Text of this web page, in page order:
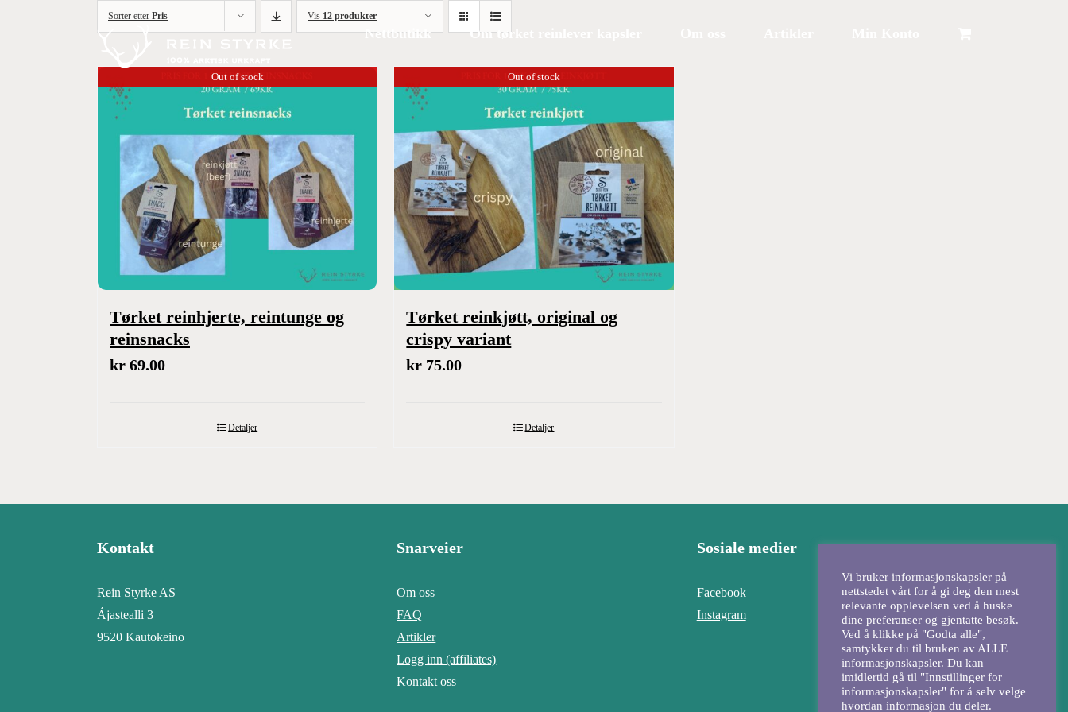
Nettbutikk Om tørket reinlever kapsler
Sorter etter Pris Vis 12 produkter
Out of stock
Tørket reinhjerte, reintunge og
reinsnacks
kr 69.00
Detaljer
Out of stock
Tørket reinkjøtt, original og
crispy variant
kr 75.00
Detaljer
Kontakt
Rein Styrke AS
Ájastealli 3
9520 Kautokeino
Snarveier
Om oss
FAQ
Artikler
Logg inn (affiliates)
Kontakt oss
Sosiale medier
Facebook
Instagram
Vi bruker informasjonskapsler på
nettstedet vårt for å gi deg den mest
relevante opplevelsen ved å huske
dine preferanser og gjentatte besøk.
Ved å klikke på "Godta alle",
samtykker du til bruken av ALLE
informasjonskapsler. Du kan
imidlertid gå til "Innstillinger for
informasjonskapsler" for å selv velge
hvordan informasjon du deler.